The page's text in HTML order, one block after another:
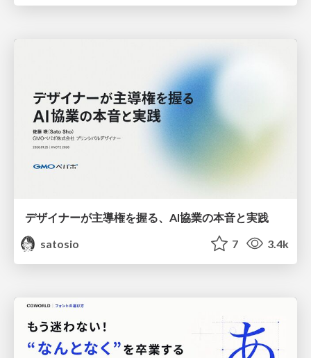
デザイナーが主導権を握る、AI協業の本音と実践
satosio
7 3.4k